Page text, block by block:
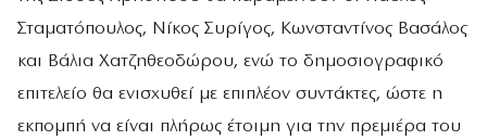
Σταματόπουλος, Νίκος Συρίγος, Κωνσταντίνος Βασάλος
και Βάλια Χατζηθεοδώρου, ενώ το δημοσιογραφικό
επιτελείο θα ενισχυθεί με επιπλέον συντάκτες, ώστε η
εκπομπή να είναι πλήρως έτοιμη για την πρεμιέρα του